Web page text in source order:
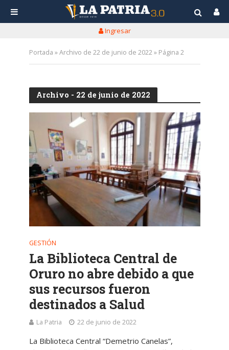
Ingresar
Portada »Archivo de 22 de junio de 2022» Página 2
Archivo - 22 de junio de 2022
GESTIÓN
La Biblioteca Central de
Oruro no abre debido a que
sus recursos fueron
destinados a Salud
La Patria 22 de junio de 2022
La Biblioteca Central “Demetrio Canelas”,